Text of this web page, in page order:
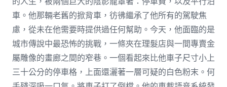
車。他那輛老舊的掀背車，彷彿繼承了他所有的駕駛焦
慮，從未在他需要時提供過任何幫助。今天，他面臨的是
城市傳說中最恐怖的挑戰，一條夾在理髮店與一間專賣金
屬雕像的畫廊之間的窄巷。一個看起來比他車子尺寸小上
三十公分的停車格，上面還灑著一層可疑的白色粉末。何